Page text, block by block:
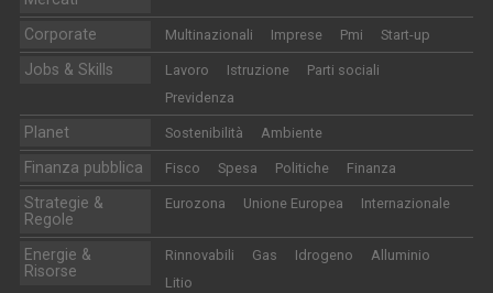
Corporate Multinazionali Imprese Pmi Start-up
Jobs & Skills Lavoro Istruzione
Parti sociali
Previdenza
Planet Sostenibilità Ambiente
Finanza pubblica Fisco Spesa Politiche Finanza
Strategie &
Regole
Eurozona Unione Europea Internazionale
Energie &
Risorse
Rinnovabili Gas Idrogeno
Alluminio
Litio